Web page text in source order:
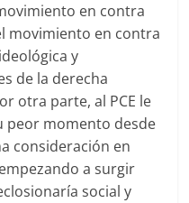
en contra
movimiento en contra
y
de la derecha
otra parte, al PCE le
peor momento desde
consideración en
a surgir
social y